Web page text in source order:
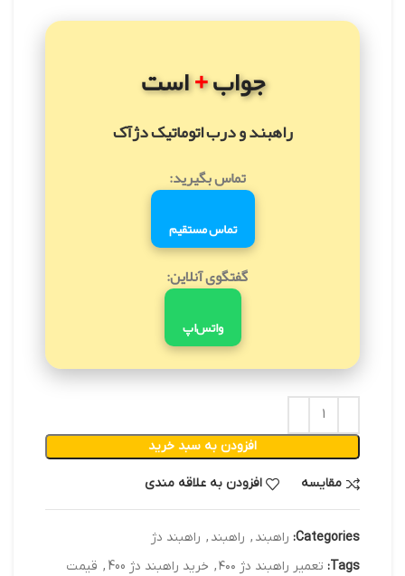
جواب+است
راهبند و درب اتوماتیک دژآک
تماس بگیرید:
تماس مستقیم
گفتگوی آنلاین:
واتس‌اپ
افزودن به سبد خرید
مقایسه افزودن به علاقه مندی
Categories: راهبند , راهبند , راهبند دژ
Tags: تعمیر راهبند دژ ۴۰۰ , خرید راهبند دژ 400 , قیمت